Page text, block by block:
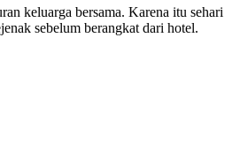
keluarga bersama. Karena itu sehari
sebelum berangkat dari hotel.